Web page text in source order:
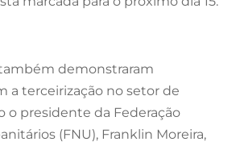
demonstraram
a terceirização no setor de
o presidente da Federação
(FNU), Franklin Moreira,